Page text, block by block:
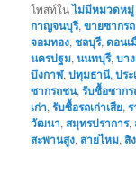
โพสท์ในไม่มีหมวดหมู่
กาญจนบุรี,ขายซากรถ
จอมทอง,ชลบุรี,ดอนเ
นครปฐม,นนทบุรี,บา
บึงกาฬ,ปทุมธานี,ประ
ซากรถชน,รับซื้อซาก
เก่า,รับซื้อรถเก่าเสีย,
วัฒนา, สมุทรปราการ,
สะพานสูง, สายไหม,สิ